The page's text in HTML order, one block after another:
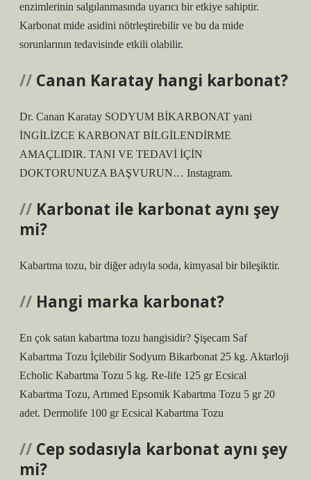
enzimlerinin salgılanmasında uyarıcı bir etkiye sahiptir.
Karbonat mide asidini nötrleştirebilir ve bu da mide
sorunlarının tedavisinde etkili olabilir.
Canan Karatay hangi karbonat?
Dr. Canan Karatay SODYUM BİKARBONAT yani
İNGİLİZCE KARBONAT BİLGİLENDİRME
AMAÇLIDIR. TANI VE TEDAVİ İÇİN
DOKTORUNUZA BAŞVURUN… Instagram.
Karbonat ile karbonat aynı şey
mi?
Kabartma tozu, bir diğer adıyla soda, kimyasal bir bileşiktir.
Hangi marka karbonat?
En çok satan kabartma tozu hangisidir? Şişecam Saf
Kabartma Tozu İçilebilir Sodyum Bikarbonat 25 kg. Aktarloji
Echolic Kabartma Tozu 5 kg. Re-life 125 gr Ecsical
Kabartma Tozu, Artımed Epsomik Kabartma Tozu 5 gr 20
adet. Dermolife 100 gr Ecsical Kabartma Tozu
Cep sodasıyla karbonat aynı şey
mi?